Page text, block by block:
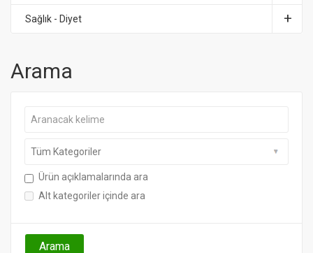
Sağlık - Diyet
Arama
Ürün açıklamalarında ara
Alt kategoriler içinde ara